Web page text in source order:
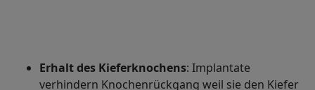
Erhalt des Kieferknochens: Implantate
verhindern Knochenrückgang weil sie den Kiefer